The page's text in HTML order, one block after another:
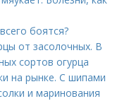
боятся?
от засолочных. В
сортов огурца
на рынке. С шипами
и маринования